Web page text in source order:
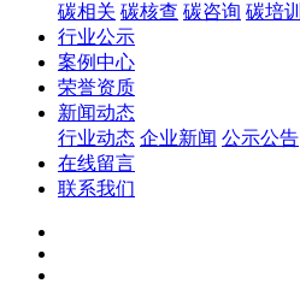
碳相关 碳核查 碳咨询 碳培训
行业公示
案例中心
荣誉资质
新闻动态
行业动态 企业新闻 公示公告
在线留言
联系我们